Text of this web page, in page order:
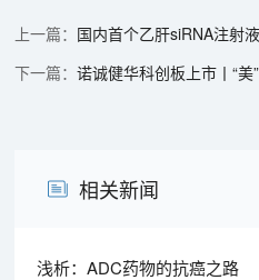
国内首个乙肝siRNA注射
诺诚健华科创板上市丨“美
相关新闻
浅析：ADC药物的抗癌之路